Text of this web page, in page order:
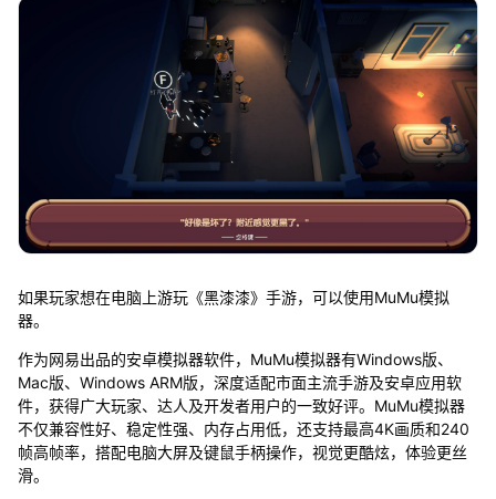
如果玩家想在电脑上游玩《黑漆漆》手游，可以使用MuMu模拟
器。
作为网易出品的安卓模拟器软件，MuMu模拟器有Windows版、
Mac版、Windows ARM版，深度适配市面主流手游及安卓应用软
件，获得广大玩家、达人及开发者用户的一致好评。MuMu模拟器
不仅兼容性好、稳定性强、内存占用低，还支持最高4K画质和240
帧高帧率，搭配电脑大屏及键鼠手柄操作，视觉更酷炫，体验更丝
滑。